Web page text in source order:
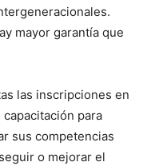
mayor garantía que
las inscripciones en
para
sus competencias
o mejorar el